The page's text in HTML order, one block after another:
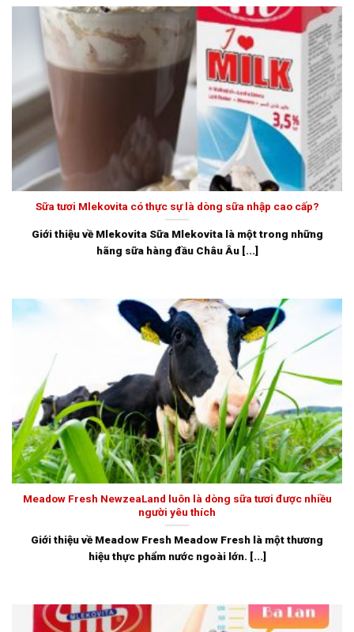
Sữa tươi Mlekovita có thực sự là dòng sữa nhập cao cấp?
Giới thiệu về Mlekovita Sữa Mlekovita là một trong những
hãng sữa hàng đầu Châu Âu [...]
Meadow Fresh NewzeaLand luôn là dòng sữa tươi được nhiều
người yêu thích
Giới thiệu về Meadow Fresh Meadow Fresh là một thương
hiệu thực phẩm nước ngoài lớn. [...]